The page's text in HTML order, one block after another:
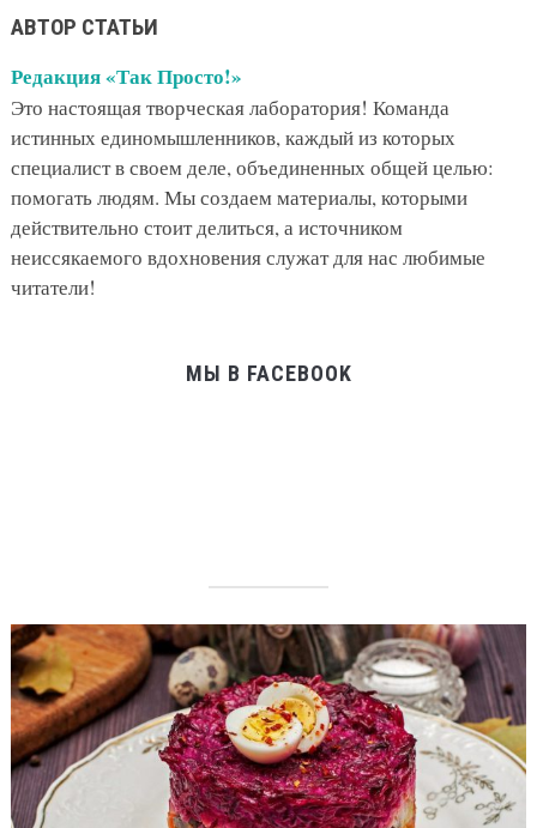
АВТОР СТАТЬИ
Редакция «Так Просто!»
Это настоящая творческая лаборатория! Команда
истинных единомышленников, каждый из которых
специалист в своем деле, объединенных общей целью:
помогать людям. Мы создаем материалы, которыми
действительно стоит делиться, а источником
неиссякаемого вдохновения служат для нас любимые
читатели!
МЫ В FACEBOOK